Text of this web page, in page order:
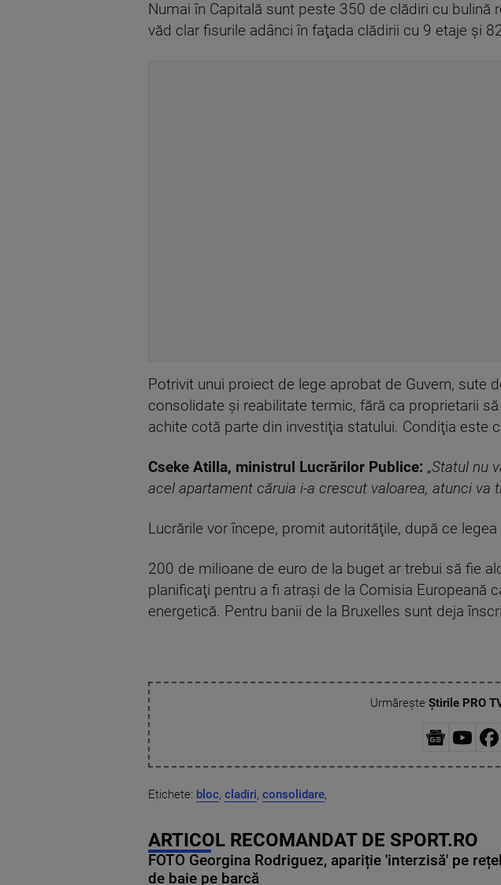
Numai în Capitală sunt peste 350 de clădiri cu
văd clar fisurile adânci în faţada clădirii cu 9 etaje şi
Potrivit unui proiect de lege aprobat de Guvern, sute
consolidate şi reabilitate termic, fără ca proprietarii
achite cotă parte din investiţia statului. Condiţia este
Cseke Atilla, ministrul Lucrărilor Publice: „Statul nu
acel apartament căruia i-a crescut valoarea, atunci va
Lucrările vor începe, promit autorităţile, după ce
200 de milioane de euro de la buget ar trebui să fie
planificaţi pentru a fi atraşi de la Comisia Europeană
energetică. Pentru banii de la Bruxelles sunt deja
Urmărește Știrile PRO
Etichete: bloc, cladiri, consolidare,
ARTICOL RECOMANDAT DE SPORT.RO
FOTO Georgina Rodriguez, apariție 'interzisă' pe
de baie pe barcă